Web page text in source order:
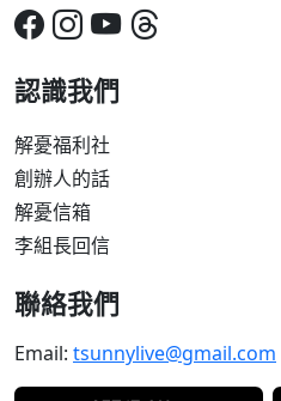
認識我們
解憂福利社
創辦人的話
解憂信箱
李組長回信
聯絡我們
Email: tsunnylive@gmail.com